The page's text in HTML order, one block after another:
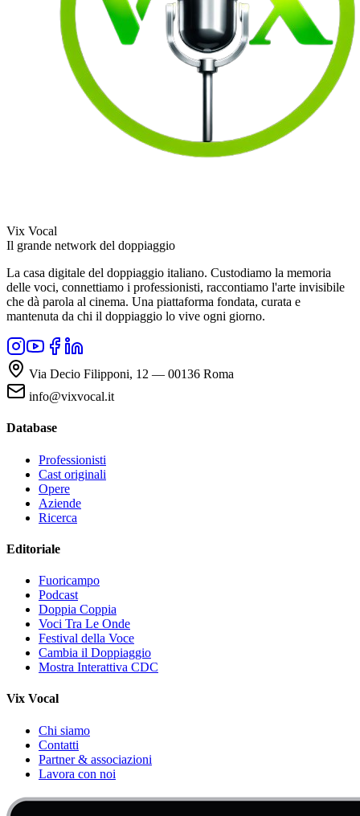
Vix Vocal
Il grande network del doppiaggio
La casa digitale del doppiaggio italiano. Custodiamo la memoria
delle voci, connettiamo i professionisti, raccontiamo l'arte invisibile
che dà parola al cinema. Una piattaforma fondata, curata e
mantenuta da chi il doppiaggio lo vive ogni giorno.
Via Decio Filipponi, 12 — 00136 Roma
info@vixvocal.it
Database
Professionisti
Cast originali
Opere
Aziende
Ricerca
Editoriale
Fuoricampo
Podcast
Doppia Coppia
Voci Tra Le Onde
Festival della Voce
Cambia il Doppiaggio
Mostra Interattiva CDC
Vix Vocal
Chi siamo
Contatti
Partner & associazioni
Lavora con noi